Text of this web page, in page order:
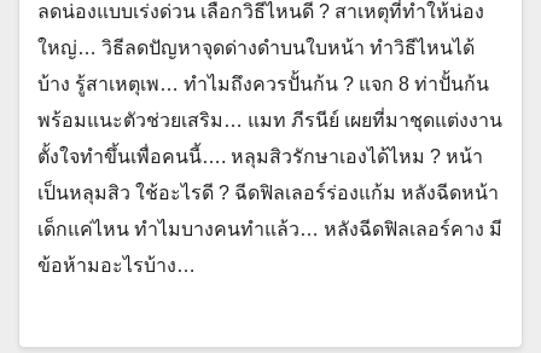
ลดน่องแบบเร่งด่วน เลือกวิธีไหนดี ? สาเหตุที่ทำให้น่อง
ใหญ่… วิธีลดปัญหาจุดด่างดำบนใบหน้า ทำวิธีไหนได้
บ้าง รู้สาเหตุเพ… ทำไมถึงควรปั้นก้น ? แจก 8 ท่าปั้นก้น
พร้อมแนะตัวช่วยเสริม… แมท ภีรนีย์ เผยที่มาชุดแต่งงาน
ตั้งใจทำขึ้นเพื่อคนนี้…. หลุมสิวรักษาเองได้ไหม ? หน้า
เป็นหลุมสิว ใช้อะไรดี ? ฉีดฟิลเลอร์ร่องแก้ม หลังฉีดหน้า
เด็กแค่ไหน ทำไมบางคนทำแล้ว… หลังฉีดฟิลเลอร์คาง มี
ข้อห้ามอะไรบ้าง…